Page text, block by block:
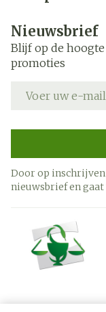
Nieuwsbrief
Blijf op de
promoties
Door op
nieuwsbrief en